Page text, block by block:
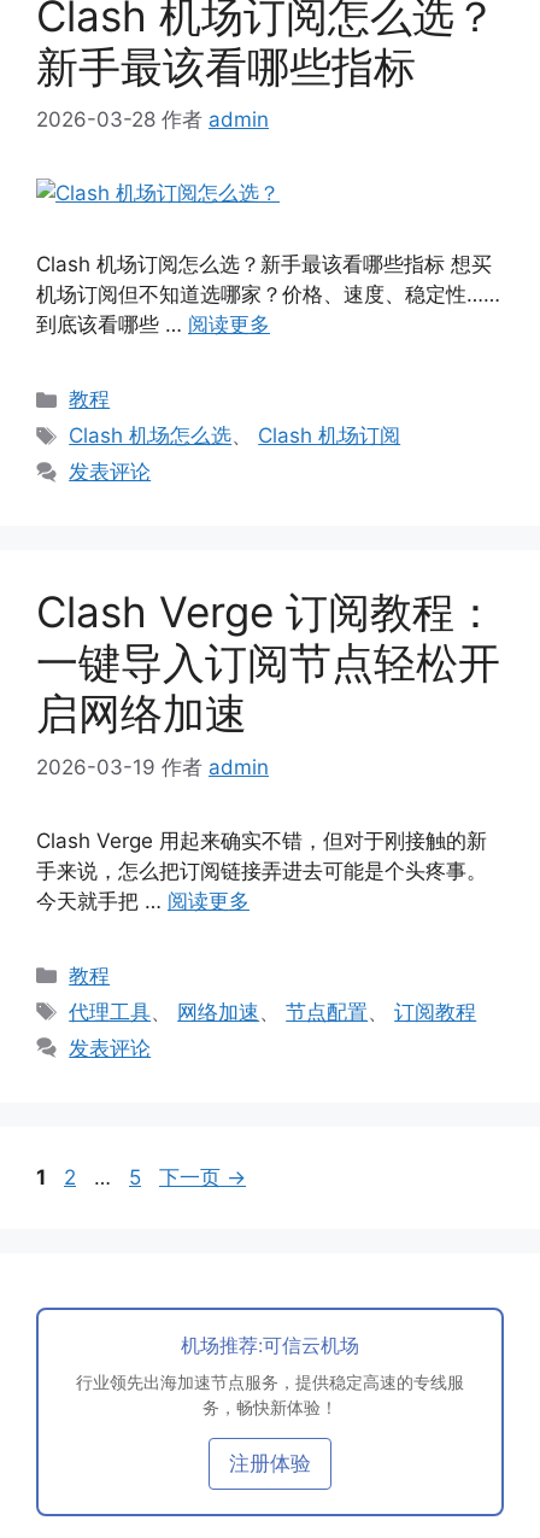
Clash 机场订阅怎么选？
新手最该看哪些指标
2026-03-28 作者 admin
Clash 机场订阅怎么选？新手最该看哪些指标 想买
机场订阅但不知道选哪家？价格、速度、稳定性……
到底该看哪些 … 阅读更多
分
类
教程
标
签
Clash 机场怎么选、 Clash 机场订阅
发表评论
Clash Verge 订阅教程：
一键导入订阅节点轻松开
启网络加速
2026-03-19 作者 admin
Clash Verge 用起来确实不错，但对于刚接触的新
手来说，怎么把订阅链接弄进去可能是个头疼事。
今天就手把 … 阅读更多
分
类
教程
标
签
代理工具、 网络加速、节点配置、订阅教程
发表评论
页
1
页
2 …
页
5 下一页 →
机场推荐:可信云机场
行业领先出海加速节点服务，提供稳定高速的专线服
务，畅快新体验！
注册体验